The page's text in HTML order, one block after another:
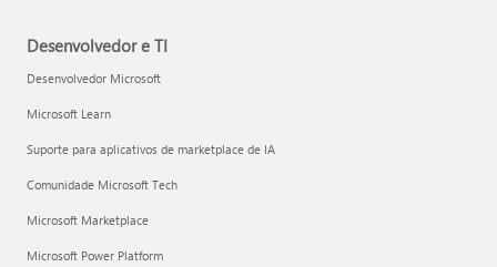
Desenvolvedor e TI
Desenvolvedor Microsoft
Microsoft Learn
Suporte para aplicativos de marketplace de IA
Comunidade Microsoft Tech
Microsoft Marketplace
Microsoft Power Platform